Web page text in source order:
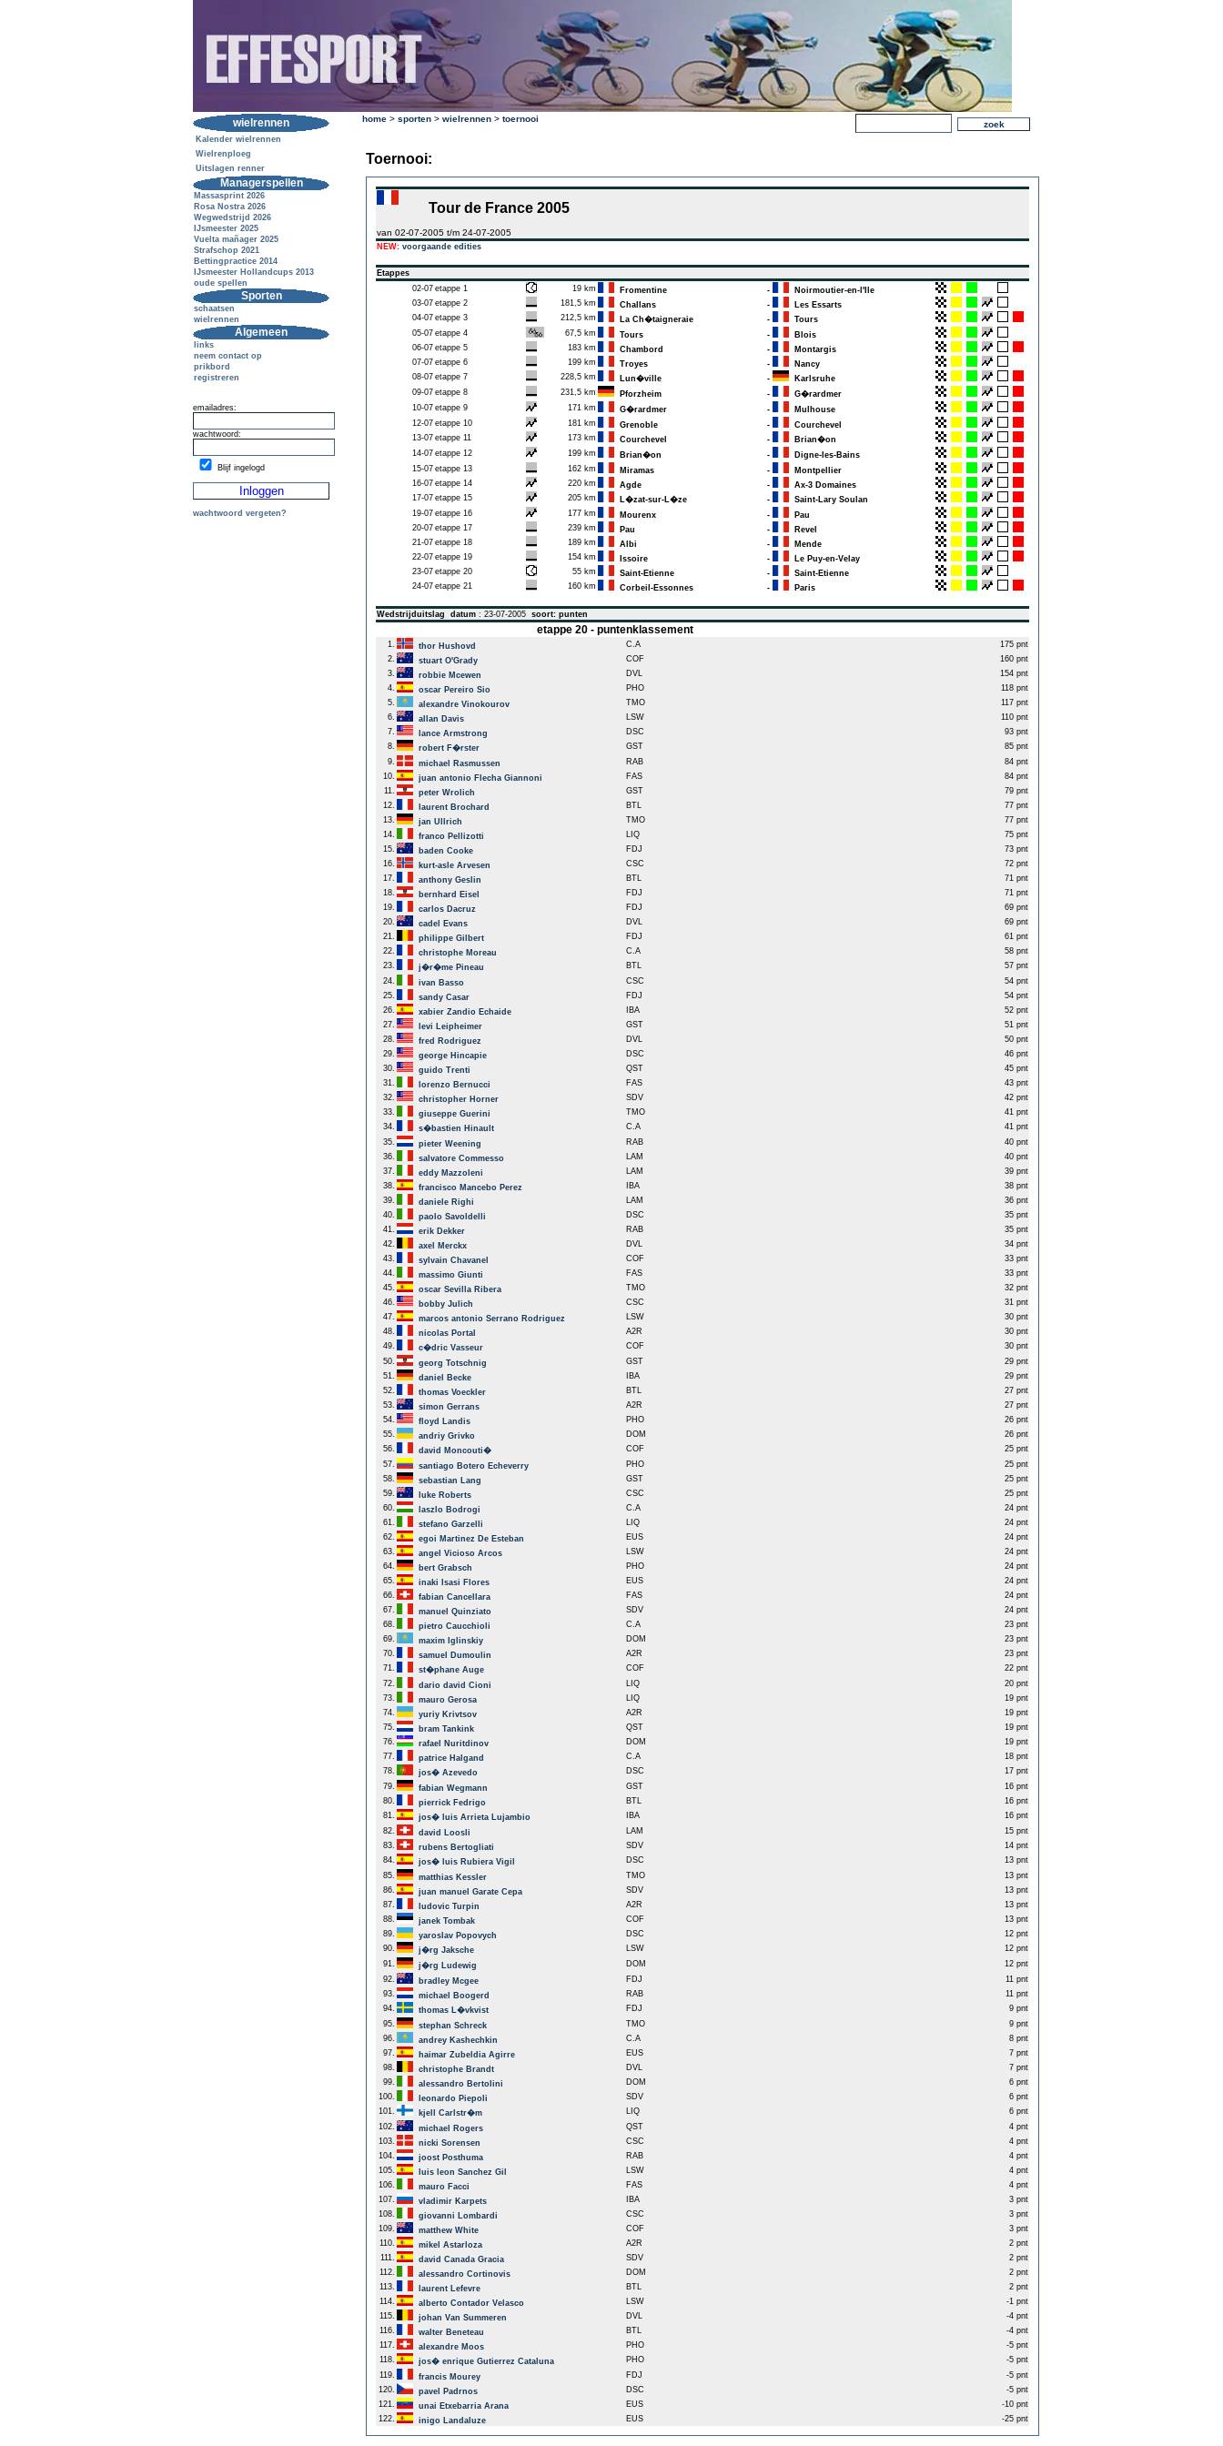
wielrennen
Kalender wielrennen
Wielrenploeg
Uitslagen renner
Managerspellen
Massasprint 2026
Rosa Nostra 2026
Wegwedstrijd 2026
IJsmeester 2025
Vuelta mañager 2025
Strafschop 2021
Bettingpractice 2014
IJsmeester Hollandcups 2013
oude spellen
Sporten
schaatsen
wielrennen
Algemeen
links
neem contact op
prikbord
registreren
emailadres:
wachtwoord:
Blijf ingelogd
wachtwoord vergeten?
home > sporten > wielrennen > toernooi
Toernooi:
Tour de France 2005
van 02-07-2005 t/m 24-07-2005
NEW: voorgaande edities
Etappes
02-07 etappe 1 19 km Fromentine -
Noirmoutier-en-l'Ile
03-07 etappe 2 181,5 km Challans -
Les Essarts
04-07 etappe 3 212,5 km La Ch�taigneraie -
Tours
05-07 etappe 4 67,5 km Tours -
Blois
06-07 etappe 5 183 km Chambord -
Montargis
07-07 etappe 6 199 km Troyes -
Nancy
08-07 etappe 7 228,5 km Lun�ville -
Karlsruhe
09-07 etappe 8 231,5 km Pforzheim -
G�rardmer
10-07 etappe 9 171 km G�rardmer -
Mulhouse
12-07 etappe 10 181 km Grenoble -
Courchevel
13-07 etappe 11 173 km Courchevel -
Brian�on
14-07 etappe 12 199 km Brian�on -
Digne-les-Bains
15-07 etappe 13 162 km Miramas -
Montpellier
16-07 etappe 14 220 km Agde -
Ax-3 Domaines
17-07 etappe 15 205 km L�zat-sur-L�ze -
Saint-Lary Soulan
19-07 etappe 16 177 km Mourenx -
Pau
20-07 etappe 17 239 km Pau -
Revel
21-07 etappe 18 189 km Albi -
Mende
22-07 etappe 19 154 km Issoire -
Le Puy-en-Velay
23-07 etappe 20 55 km Saint-Etienne -
Saint-Etienne
24-07 etappe 21 160 km Corbeil-Essonnes - Paris
Wedstrijduitslag datum : 23-07-2005 soort: punten
etappe 20 - puntenklassement
1. thor Hushovd C.A
175 pnt
2.
stuart O'Grady COF
160 pnt
3.
robbie Mcewen DVL
154 pnt
4.
oscar Pereiro Sio PHO
118 pnt
5.
alexandre Vinokourov TMO
117 pnt
6.
allan Davis LSW
110 pnt
7.
lance Armstrong DSC
93 pnt
8.
robert F�rster GST
85 pnt
9.
michael Rasmussen RAB
84 pnt
10.
juan antonio Flecha Giannoni FAS
84 pnt
11.
peter Wrolich GST
79 pnt
12.
laurent Brochard BTL
77 pnt
13.
jan Ullrich TMO
77 pnt
14.
franco Pellizotti LIQ
75 pnt
15.
baden Cooke FDJ
73 pnt
16.
kurt-asle Arvesen CSC
72 pnt
17.
anthony Geslin BTL
71 pnt
18.
bernhard Eisel FDJ
71 pnt
19.
carlos Dacruz FDJ
69 pnt
20.
cadel Evans DVL
69 pnt
21.
philippe Gilbert FDJ
61 pnt
22.
christophe Moreau C.A
58 pnt
23.
j�r�me Pineau BTL
57 pnt
24.
ivan Basso CSC
54 pnt
25.
sandy Casar FDJ
54 pnt
26.
xabier Zandio Echaide IBA
52 pnt
27.
levi Leipheimer GST
51 pnt
28.
fred Rodriguez DVL
50 pnt
29.
george Hincapie DSC
46 pnt
30.
guido Trenti QST
45 pnt
31.
lorenzo Bernucci FAS
43 pnt
32.
christopher Horner SDV
42 pnt
33.
giuseppe Guerini TMO
41 pnt
34.
s�bastien Hinault C.A
41 pnt
35.
pieter Weening RAB
40 pnt
36.
salvatore Commesso LAM
40 pnt
37.
eddy Mazzoleni LAM
39 pnt
38.
francisco Mancebo Perez IBA
38 pnt
39.
daniele Righi LAM
36 pnt
40.
paolo Savoldelli DSC
35 pnt
41.
erik Dekker RAB
35 pnt
42.
axel Merckx DVL
34 pnt
43.
sylvain Chavanel COF
33 pnt
44.
massimo Giunti FAS
33 pnt
45.
oscar Sevilla Ribera TMO
32 pnt
46.
bobby Julich CSC
31 pnt
47.
marcos antonio Serrano Rodriguez LSW
30 pnt
48.
nicolas Portal A2R
30 pnt
49.
c�dric Vasseur COF
30 pnt
50.
georg Totschnig GST
29 pnt
51.
daniel Becke IBA
29 pnt
52.
thomas Voeckler BTL
27 pnt
53.
simon Gerrans A2R
27 pnt
54.
floyd Landis PHO
26 pnt
55.
andriy Grivko DOM
26 pnt
56.
david Moncouti� COF
25 pnt
57.
santiago Botero Echeverry PHO
25 pnt
58.
sebastian Lang GST
25 pnt
59.
luke Roberts CSC
25 pnt
60.
laszlo Bodrogi C.A
24 pnt
61.
stefano Garzelli LIQ
24 pnt
62.
egoi Martinez De Esteban EUS
24 pnt
63.
angel Vicioso Arcos LSW
24 pnt
64.
bert Grabsch PHO
24 pnt
65.
inaki Isasi Flores EUS
24 pnt
66.
fabian Cancellara FAS
24 pnt
67.
manuel Quinziato SDV
24 pnt
68.
pietro Caucchioli C.A
23 pnt
69.
maxim Iglinskiy DOM
23 pnt
70.
samuel Dumoulin A2R
23 pnt
71.
st�phane Auge COF
22 pnt
72.
dario david Cioni LIQ
20 pnt
73.
mauro Gerosa LIQ
19 pnt
74.
yuriy Krivtsov A2R
19 pnt
75.
bram Tankink QST
19 pnt
76.
rafael Nuritdinov DOM
19 pnt
77.
patrice Halgand C.A
18 pnt
78.
jos� Azevedo DSC
17 pnt
79.
fabian Wegmann GST
16 pnt
80.
pierrick Fedrigo BTL
16 pnt
81.
jos� luis Arrieta Lujambio IBA
16 pnt
82.
david Loosli LAM
15 pnt
83.
rubens Bertogliati SDV
14 pnt
84.
jos� luis Rubiera Vigil DSC
13 pnt
85.
matthias Kessler TMO
13 pnt
86.
juan manuel Garate Cepa SDV
13 pnt
87.
ludovic Turpin A2R
13 pnt
88.
janek Tombak COF
13 pnt
89.
yaroslav Popovych DSC
12 pnt
90.
j�rg Jaksche LSW
12 pnt
91.
j�rg Ludewig DOM
12 pnt
92.
bradley Mcgee FDJ
11 pnt
93.
michael Boogerd RAB
11 pnt
94.
thomas L�vkvist FDJ
9 pnt
95.
stephan Schreck TMO
9 pnt
96.
andrey Kashechkin C.A
8 pnt
97.
haimar Zubeldia Agirre EUS
7 pnt
98.
christophe Brandt DVL
7 pnt
99.
alessandro Bertolini DOM
6 pnt
100.
leonardo Piepoli SDV
6 pnt
101.
kjell Carlstr�m LIQ
6 pnt
102.
michael Rogers QST
4 pnt
103.
nicki Sorensen CSC
4 pnt
104.
joost Posthuma RAB
4 pnt
105.
luis leon Sanchez Gil LSW
4 pnt
106.
mauro Facci FAS
4 pnt
107.
vladimir Karpets IBA
3 pnt
108.
giovanni Lombardi CSC
3 pnt
109.
matthew White COF
3 pnt
110.
mikel Astarloza A2R
2 pnt
111.
david Canada Gracia SDV
2 pnt
112.
alessandro Cortinovis DOM
2 pnt
113.
laurent Lefevre BTL
2 pnt
114.
alberto Contador Velasco LSW
-1 pnt
115.
johan Van Summeren DVL
-4 pnt
116.
walter Beneteau BTL
-4 pnt
117.
alexandre Moos PHO
-5 pnt
118.
jos� enrique Gutierrez Cataluna PHO
-5 pnt
119.
francis Mourey FDJ
-5 pnt
120.
pavel Padrnos DSC
-5 pnt
121.
unai Etxebarria Arana EUS
-10 pnt
122.
inigo Landaluze EUS -25 pnt